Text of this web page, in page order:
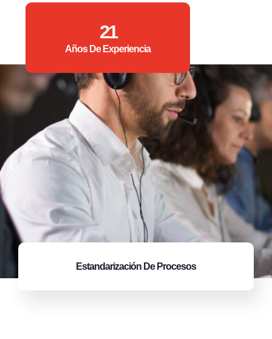
21
Años De Experiencia
Estandarización De Procesos